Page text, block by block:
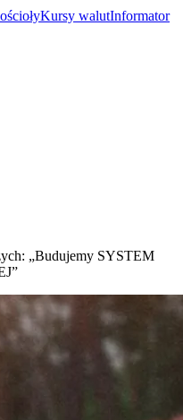
Kursy walutInformator
„Budujemy SYSTEM